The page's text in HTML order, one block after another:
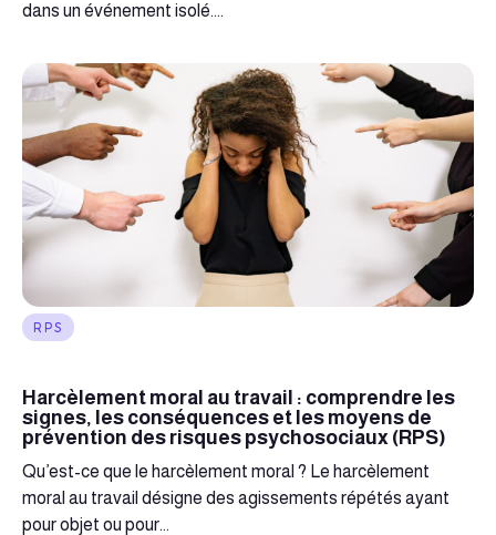
dans un événement isolé....
RPS
Harcèlement moral au travail : comprendre les
signes, les conséquences et les moyens de
prévention des risques psychosociaux (RPS)
Qu’est-ce que le harcèlement moral ? Le harcèlement
moral au travail désigne des agissements répétés ayant
pour objet ou pour...